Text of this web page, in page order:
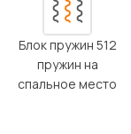
Блок пружин 512
пружин на
спальное место